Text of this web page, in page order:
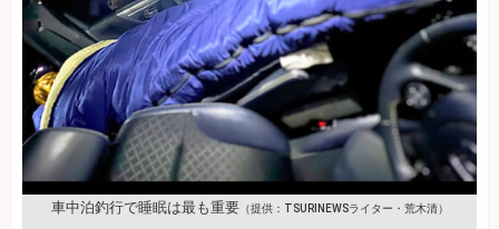
車中泊釣行で睡眠は最も重要（提供：TSURINEWSライター・荒木清）